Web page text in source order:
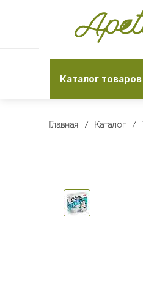
Каталог товаров
Главная Каталог